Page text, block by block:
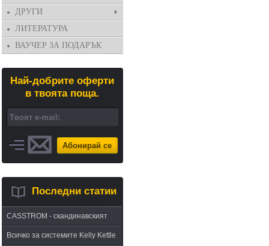
ДРУГИ
ЛИТЕРАТУРА
ВАУЧЕР ЗА ПОДАРЪК
Най-добрите оферти
в твоята поща.
Абонирай се
Последни статии
CASSTROM - скандинавският
път в оцеляването или
бушкрафт по лапландски
Всичко за системите Kelly Kettle